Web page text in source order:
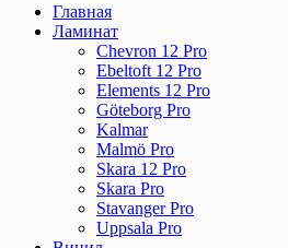
Главная
Ламинат
Chevron 12 Pro
Ebeltoft 12 Pro
Elements 12 Pro
Göteborg Pro
Kalmar
Malmö Pro
Skara 12 Pro
Skara Pro
Stavanger Pro
Uppsala Pro